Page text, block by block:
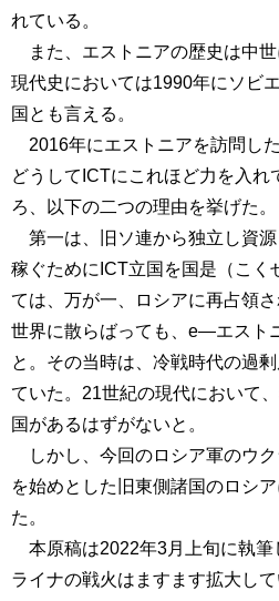
れている。
また、エストニアの歴史は中世
現代史においては1990年にソビ
国とも言える。
2016年にエストニアを訪問し
どうしてICTにこれほど力を入れ
ろ、以下の二つの理由を挙げた。
第一は、旧ソ連から独立し資
稼ぐためにICT立国を国是（こく
ては、万が一、ロシアに再占領
世界に散らばっても、e―エスト
と。その当時は、冷戦時代の過
ていた。21世紀の現代において
国があるはずがないと。
しかし、今回のロシア軍のウ
を始めとした旧東側諸国のロシ
た。
本原稿は2022年3月上旬に執筆
ライナの戦火はますます拡大し